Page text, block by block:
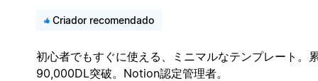
Criador recomendado
初心者でもすぐに使える、ミニマルなテンプレート。
90,000DL突破。Notion認定管理者。